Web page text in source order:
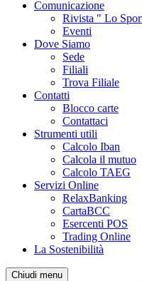
Comunicazione
Rivista " Lo
Eventi
Dove Siamo
Sede
Filiali
Trova Filiale
Contatti
Blocco carte
Contattaci
Strumenti utili
Calcolo Iban
Calcola il mutuo
Calcolo TAEG
Servizi Online
RelaxBanking
CartaBCC
Esercenti POS
Trading Online
La Sostenibilità
Chiudi menu